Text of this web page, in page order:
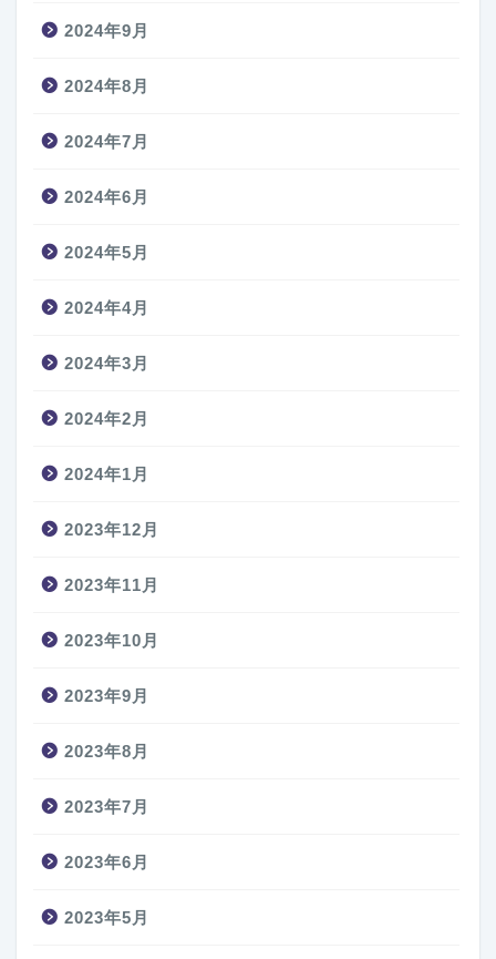
2024年9月
2024年8月
2024年7月
2024年6月
2024年5月
2024年4月
2024年3月
2024年2月
2024年1月
2023年12月
2023年11月
2023年10月
2023年9月
2023年8月
2023年7月
2023年6月
2023年5月